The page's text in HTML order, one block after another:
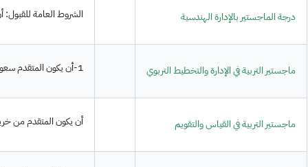
درجة الماجستير بالإدارة الهندسية الشروط العامة
ماجستير التربية في الإدارة والتخطيط التربوي 1-أن يكون المتقدم سعودياً. 2-أن يكون المتقدم حاصلاً على تقدير جيد فأعلى من جامعة سعودية أو من جامعة أخرى معترف بها ويشترط المعادلة إذا كانت الوثيقة من جامعة خارج المملكة العربية السعودية. 3-اختبار...
ماجستير التربية في القياس والتقويم أن يكون المتقدم من